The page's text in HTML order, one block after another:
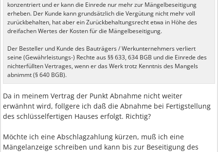
konzentriert und er kann die Einrede nur mehr zur Mängelbeseitigung
erheben. Der Kunde kann grundsätzlich die Vergütung nicht mehr voll
zurückbehalten, hat aber ein Zurückbehaltungsrecht etwa in Höhe des
dreifachen Wertes der Kosten für die Mängelbeseitigung.
Der Besteller und Kunde des Bauträgers / Werkunternehmers verliert
seine (Gewährleistungs-) Rechte aus §§ 633, 634 BGB und die Einrede des
nichterfüllten Vertrages, wenn er das Werk trotz Kenntnis des Mangels
abnimmt (§ 640 BGB).
Da in meinem Vertrag der Punkt Abnahme nicht weiter
erwänhnt wird, follgere ich daß die Abnahme bei Fertigstellung
des schlüsselfertigen Hauses erfolgt. Richtig?
Möchte ich eine Abschlagzahlung kürzen, muß ich eine
Mängelanzeige schreiben und kann bis zur Beseitigung des